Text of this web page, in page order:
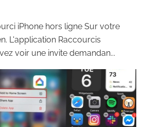
iPhone hors ligne Sur votre
L'application Raccourcis
voir une invite demandan...